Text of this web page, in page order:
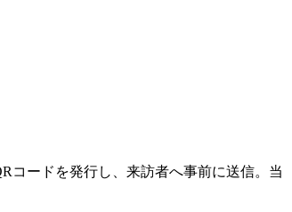
コードを発行し、来訪者へ事前に送信。当